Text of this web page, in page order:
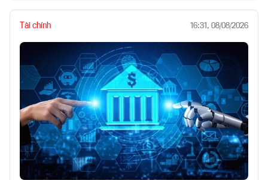
Tài chính 16:31, 08/08/2026